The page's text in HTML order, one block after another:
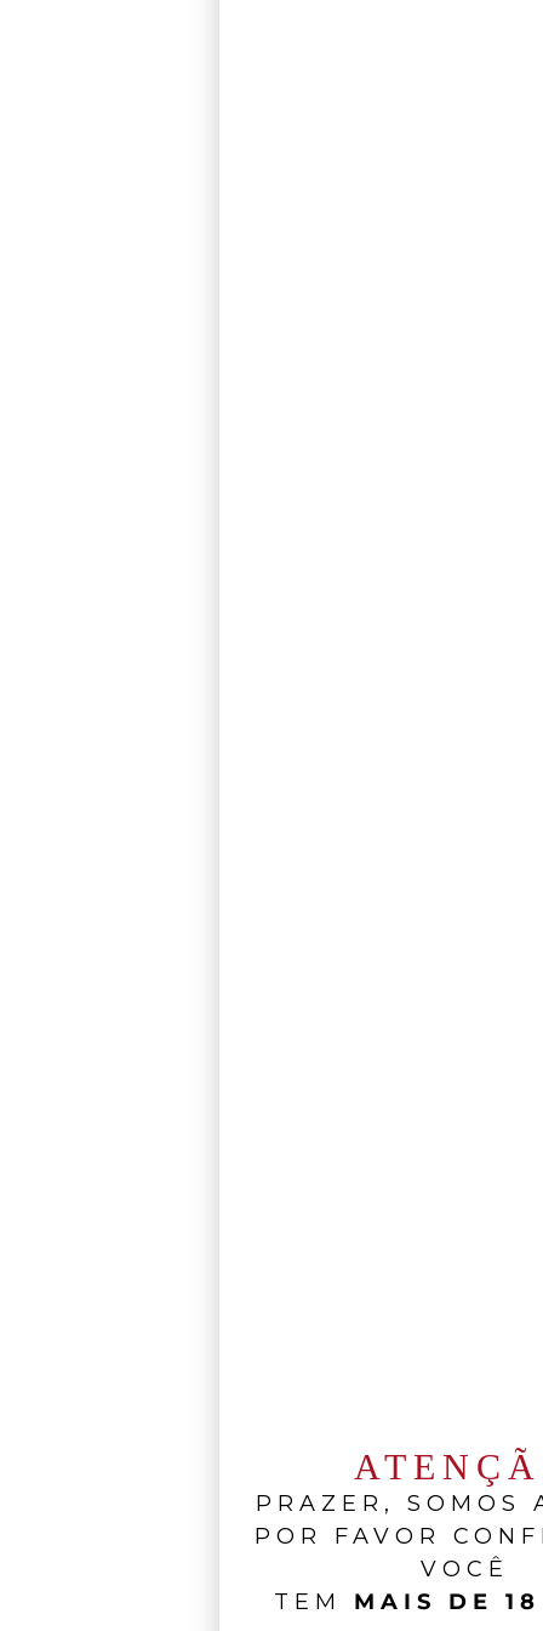
PRAZER, SOMOS
POR FAVOR
VOCÊ
TEM MAIS DE